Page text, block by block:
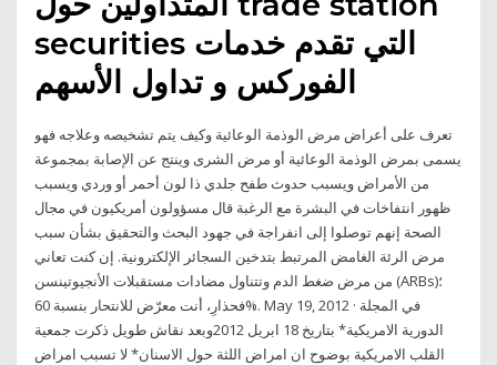
securities التي تقدم خدمات
الفوركس و تداول الأسهم
تعرف على أعراض مرض الوذمة الوعائية وكيف يتم تشخيصه وعلاجه فهو
يسمى بمرض الوذمة الوعائية أو مرض الشرى وينتج عن الإصابة بمجموعة
من الأمراض ويسبب حدوث طفح جلدي ذا لون أحمر أو وردي ويسبب
ظهور انتفاخات في البشرة مع الرغبة قال مسؤولون أمريكيون في مجال
الصحة إنهم توصلوا إلى انفراجة في جهود البحث والتحقيق بشأن سبب
مرض الرئة الغامض المرتبط بتدخين السجائر الإلكترونية. إن كنت تعاني
من مرض ضغط الدم وتتناول مضادات مستقبلات الأنجيوتينسن (ARBs)؛
فحذارِ، أنت معرّض للانتحار بنسبة 60%. May 19, 2012 · في المجلة
الدورية الامريكية* بتاريخ 18 ابريل 2012وبعد نقاش طويل ذكرت جمعية
القلب الامريكية بوضوح ان امراض اللثة حول الاسنان* لا تسبب امراض